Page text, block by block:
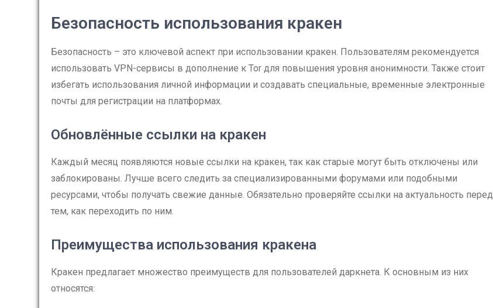
Безопасность использования кракен
Безопасность – это ключевой аспект при использовании кракен. Пользователям рекомендуется
использовать VPN-сервисы в дополнение к Tor для повышения уровня анонимности. Также стоит
избегать использования личной информации и создавать специальные, временные электронные
почты для регистрации на платформах.
Обновлённые ссылки на кракен
Каждый месяц появляются новые ссылки на кракен, так как старые могут быть отключены или
заблокированы. Лучше всего следить за специализированными форумами или подобными
ресурсами, чтобы получать свежие данные. Обязательно проверяйте ссылки на актуальность перед
тем, как переходить по ним.
Преимущества использования кракена
Кракен предлагает множество преимуществ для пользователей даркнета. К основным из них
относятся: